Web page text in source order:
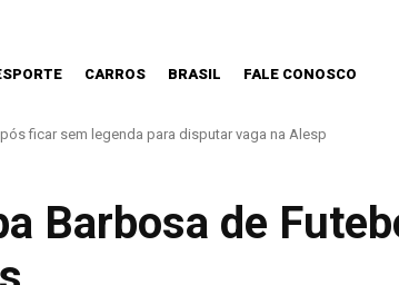
CARROS BRASIL FALE CONOSCO
nova Lei do Frete
Barbosa de